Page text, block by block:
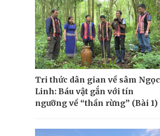
Tri thức dân gian về sâm Ngọc
Linh: Báu vật gắn với tín
ngưỡng về “thần rừng” (Bài 1)